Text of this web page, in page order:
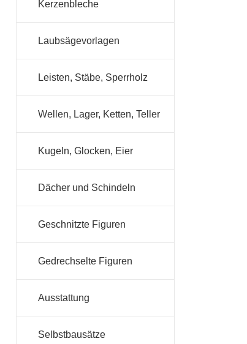
Kerzenbleche
Laubsägevorlagen
Leisten, Stäbe, Sperrholz
Wellen, Lager, Ketten, Teller
Kugeln, Glocken, Eier
Dächer und Schindeln
Geschnitzte Figuren
Gedrechselte Figuren
Ausstattung
Selbstbausätze